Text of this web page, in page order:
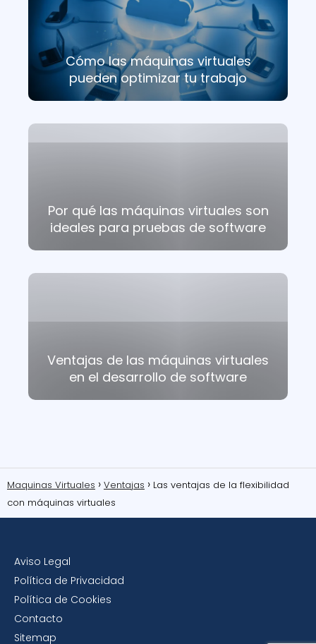
Cómo las máquinas virtuales
pueden optimizar tu trabajo
Por qué las máquinas virtuales son
ideales para pruebas de software
Ventajas de las máquinas virtuales
en el desarrollo de software
Maquinas Virtuales Ventajas
Las ventajas de la flexibilidad
con máquinas virtuales
Aviso Legal
Política de Privacidad
Política de Cookies
Contacto
Sitemap